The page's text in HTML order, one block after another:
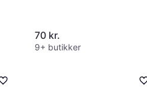
70 kr.
9+ butikker